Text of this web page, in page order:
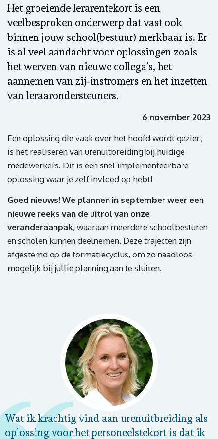
Het groeiende lerarentekort is een
veelbesproken onderwerp dat vast ook
binnen jouw school(bestuur) merkbaar is. Er
is al veel aandacht voor oplossingen zoals
het werven van nieuwe collega’s, het
aannemen van zij-instromers en het inzetten
van leraarondersteuners.
6 november 2023
Een oplossing die vaak over het hoofd wordt gezien,
is het realiseren van urenuitbreiding bij huidige
medewerkers. Dit is een snel implementeerbare
oplossing waar je zelf invloed op hebt!
Goed nieuws! We plannen in september weer een
nieuwe reeks van de uitrol van onze
veranderaanpak, waaraan meerdere schoolbesturen
en scholen kunnen deelnemen. Deze trajecten zijn
afgestemd op de formatiecyclus, om zo naadloos
mogelijk bij jullie planning aan te sluiten.
Wat ik krachtig vind aan urenuitbreiding als
oplossing voor het personeelstekort is dat ik